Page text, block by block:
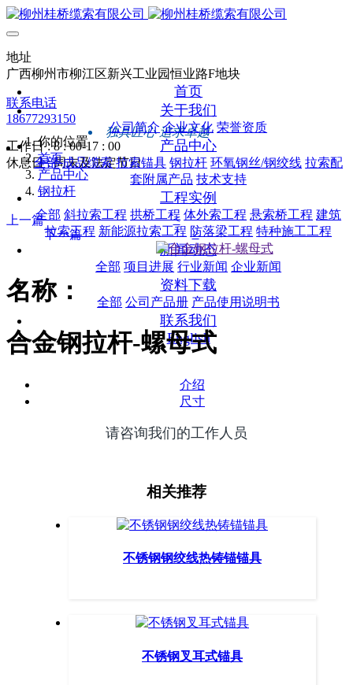
地址
广西柳州市柳江区新兴工业园恒业路F地块
联系电话
18677293150
工作日 : 8 : 00-17 : 00
休息日 : 周末及法定节日
独具匠心 追求卓越
首页
关于我们
公司简介 企业文化 荣誉资质
产品中心
全部 成品缆索 拉索锚具 钢拉杆 环氧钢丝/钢绞线 拉索配
套附属产品 技术支持
工程实例
全部 斜拉索工程 拱桥工程 体外索工程 悬索桥工程 建筑
拉索工程 新能源拉索工程 防落梁工程 特种施工工程
新闻动态
全部 项目进展 行业新闻 企业新闻
资料下载
全部 公司产品册 产品使用说明书
联系我们
English
你的位置
首页
产品中心
钢拉杆
<
上一篇
>
下一篇
名称：
合金钢拉杆-螺母式
介绍
尺寸
请咨询我们的工作人员
相关推荐
不锈钢钢绞线热铸锚锚具
不锈钢叉耳式锚具